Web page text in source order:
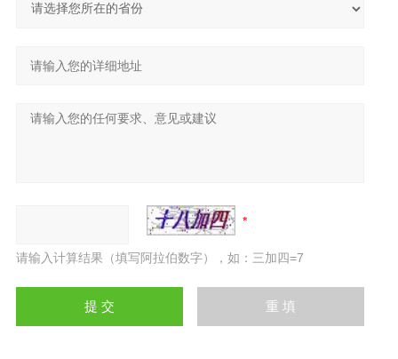
请输入计算结果（填写阿拉伯数字），如：三加四=7